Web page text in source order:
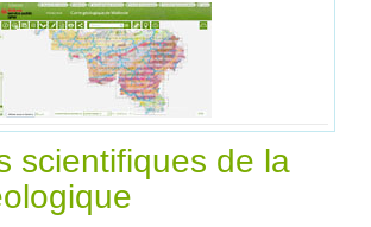
scientifiques de la